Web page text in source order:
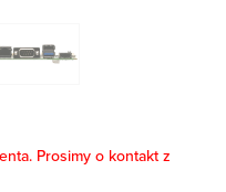
Prosimy o kontakt z